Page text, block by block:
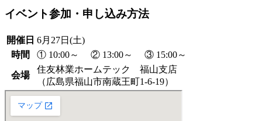
イベント参加・申し込み方法
開催日 6月27日(土)
時間
① 10:00～ ② 13:00～ ③ 15:00～
会場
住友林業ホームテック 福山支店
（広島県福山市南蔵王町1-6-19）